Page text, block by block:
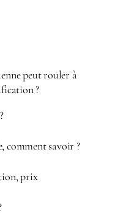
peut rouler à
?
comment savoir ?
prix